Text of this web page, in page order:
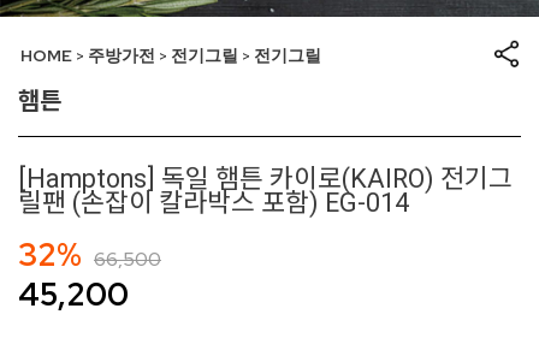
HOME > 주방가전 > 전기그릴 > 전기그릴
햄튼
[Hamptons] 독일 햄튼 카이로(KAIRO) 전기그
릴팬 (손잡이 칼라박스 포함) EG-014
32% 66,500
45,200